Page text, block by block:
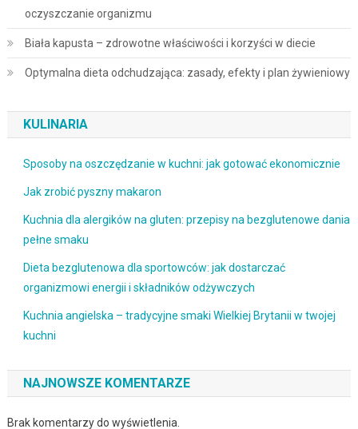
oczyszczanie organizmu
Biała kapusta – zdrowotne właściwości i korzyści w diecie
Optymalna dieta odchudzająca: zasady, efekty i plan żywieniowy
KULINARIA
Sposoby na oszczędzanie w kuchni: jak gotować ekonomicznie
Jak zrobić pyszny makaron
Kuchnia dla alergików na gluten: przepisy na bezglutenowe dania
pełne smaku
Dieta bezglutenowa dla sportowców: jak dostarczać
organizmowi energii i składników odżywczych
Kuchnia angielska – tradycyjne smaki Wielkiej Brytanii w twojej
kuchni
NAJNOWSZE KOMENTARZE
Brak komentarzy do wyświetlenia.